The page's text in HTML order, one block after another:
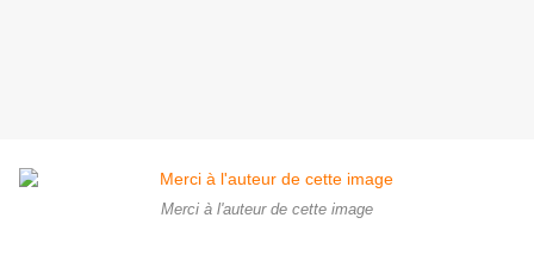
Merci à l'auteur de cette image